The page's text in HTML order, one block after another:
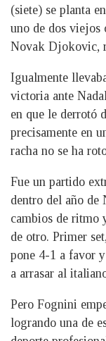
(siete) se planta
uno de dos
Novak Djokovic,
Igualmente
victoria ante
en que le derrotó
precisamente en
racha no se ha
Fue un partido
dentro del año de
cambios de ritmo
de otro. Primer
pone 4-1 a favor
a arrasar al
Pero Fognini
logrando una de